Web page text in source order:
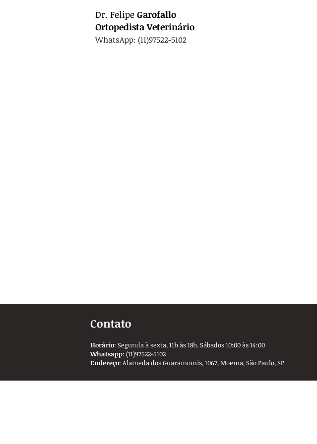
Dr. Felipe Garofallo
Ortopedista Veterinário
WhatsApp: (11)97522-5102
Contato
Horário: Segunda à sexta, 11h às 18h. Sábados 10:00 às 14:00
Whatsapp: (11)97522-5102
Endereço: Alameda dos Guaramomis, 1067, Moema, São Paulo, SP